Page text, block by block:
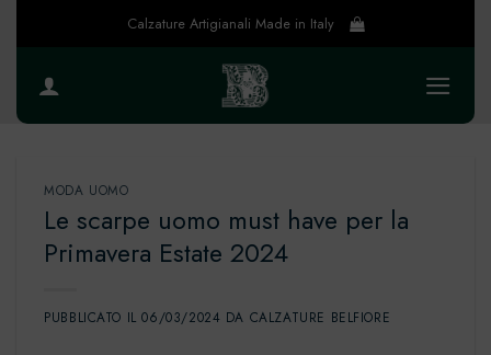
Calzature Artigianali Made in Italy
MODA UOMO
Le scarpe uomo must have per la
Primavera Estate 2024
PUBBLICATO IL06/03/2024 DA CALZATURE BELFIORE